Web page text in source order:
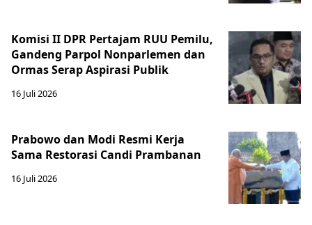
Komisi II DPR Pertajam RUU Pemilu,
Gandeng Parpol Nonparlemen dan
Ormas Serap Aspirasi Publik
16 Juli 2026
Prabowo dan Modi Resmi Kerja
Sama Restorasi Candi Prambanan
16 Juli 2026